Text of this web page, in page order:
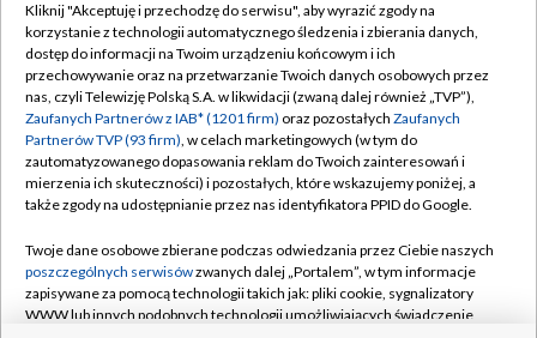
TVP
Abonament TVP
Emisja w TVP
Centrum informacji TVP
Naziemna Telewizja Cyfrowa
Rada Programowa
System NOS
Regulamin TVP
Polityka prywatności
Moje zgody
Pomoc
Kontakt
Kliknij "Akceptuję i przechodzę do serwisu", aby wyrazić zgody na
korzystanie z technologii automatycznego śledzenia i zbierania danych,
dostęp do informacji na Twoim urządzeniu końcowym i ich
przechowywanie oraz na przetwarzanie Twoich danych osobowych przez
nas, czyli Telewizję Polską S.A. w likwidacji (zwaną dalej również „TVP”),
Zaufanych Partnerów z IAB* (1201 firm) oraz pozostałych Zaufanych
Partnerów TVP (93 firm), w celach marketingowych (w tym do
zautomatyzowanego dopasowania reklam do Twoich zainteresowań i
mierzenia ich skuteczności) i pozostałych, które wskazujemy poniżej, a
także zgody na udostępnianie przez nas identyfikatora PPID do Google.
Twoje dane osobowe zbierane podczas odwiedzania przez Ciebie naszych
poszczególnych serwisówzwanych dalej „Portalem”, w tym informacje
zapisywane za pomocą technologii takich jak: pliki cookie, sygnalizatory
WWW lub innych podobnych technologii umożliwiających świadczenie